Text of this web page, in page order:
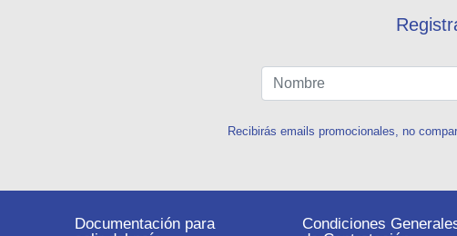
Recibirás emails promocionales, no
Documentación para
Condiciones